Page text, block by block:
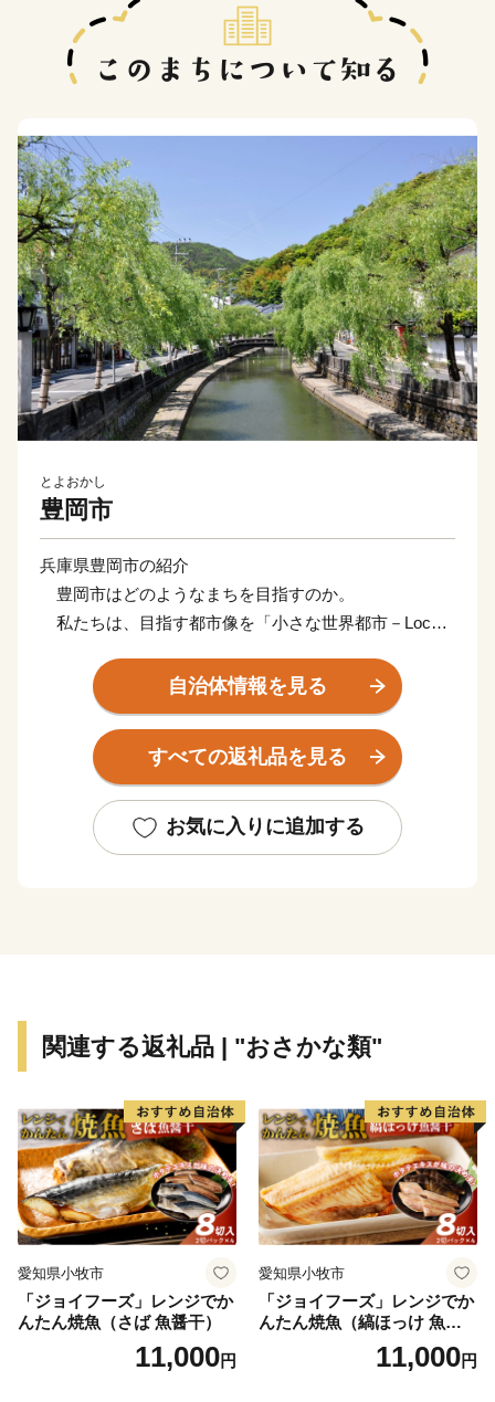
とよおかし
豊岡市
兵庫県豊岡市の紹介
豊岡市はどのようなまちを目指すのか。
私たちは、目指す都市像を「小さな世界都市－Local
「Local」と訳しています。
豊岡というローカルに深く根ざしながら、世界で輝き
「小さくてもいいのだ」という堂々とした態度のまちを
創ろうということです。
必要であると考えています。
まちに満ちていること。
と。
６．子どもたちが地域への愛着を育み、豊岡で世界
と出会っていること。
これらの状態を達成すれば、豊岡は世界で輝くことが
私たちは、みんなの力を合せて目指す都市像に向かっ
ていきます。
自治体情報を見る
すべての返礼品を見る
お気に入りに追加する
関連する返礼品 | "おさかな類"
愛知県小牧市
「ジョイフーズ」レンジでか
んたん焼魚（さば 魚醤干）
11,000円
愛知県小牧市
「ジョイフーズ」レンジでか
んたん焼魚（縞ほっけ 魚醤
11,000円